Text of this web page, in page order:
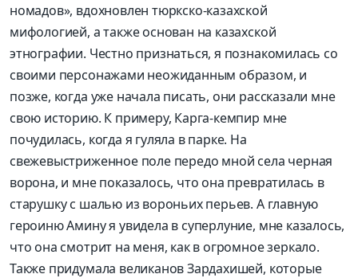
номадов», вдохновлен тюркско-казахской
мифологией, а также основан на казахской
этнографии. Честно признаться, я познакомилась со
своими персонажами неожиданным образом, и
позже, когда уже начала писать, они рассказали мне
свою историю. К примеру, Карга-кемпир мне
почудилась, когда я гуляла в парке. На
свежевыстриженное поле передо мной села черная
ворона, и мне показалось, что она превратилась в
старушку с шалью из вороньих перьев. А главную
героиню Амину я увидела в суперлуние, мне казалось,
что она смотрит на меня, как в огромное зеркало.
Также придумала великанов Зардахишей, которые